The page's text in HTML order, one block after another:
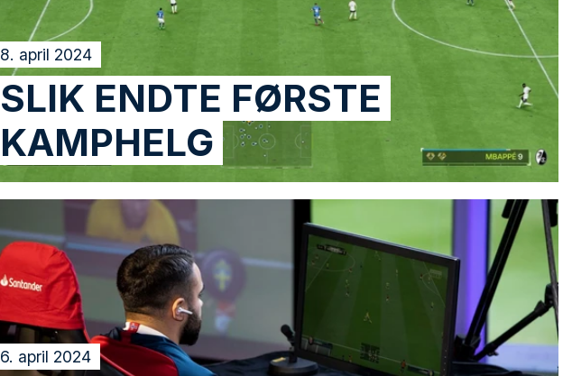
8. april 2024
SLIK ENDTE FØRSTE
KAMPHELG
6. april 2024